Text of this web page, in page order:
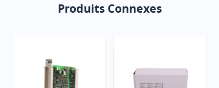
Produits Connexes